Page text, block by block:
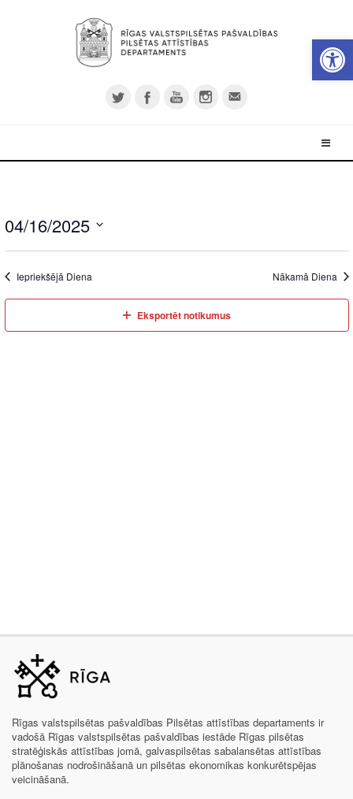
04/16/2025
Iepriekšējā Diena Nākamā Diena
Eksportēt notikumus
Rīgas valstspilsētas pašvaldības Pilsētas attīstības departaments ir
vadošā Rīgas valstspilsētas pašvaldības iestāde Rīgas pilsētas
stratēģiskās attīstības jomā, galvaspilsētas sabalansētas attīstības
plānošanas nodrošināšanā un pilsētas ekonomikas konkurētspējas
veicināšanā.